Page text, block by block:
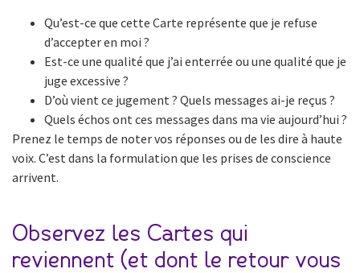
Qu’est-ce que cette Carte représente que je refuse
d’accepter en moi ?
Est-ce une qualité que j’ai enterrée ou une qualité que je
juge excessive ?
D’où vient ce jugement ? Quels messages ai-je reçus ?
Quels échos ont ces messages dans ma vie aujourd’hui ?
Prenez le temps de noter vos réponses ou de les dire à haute
voix. C’est dans la formulation que les prises de conscience
arrivent.
Observez les Cartes qui
reviennent (et dont le retour vous